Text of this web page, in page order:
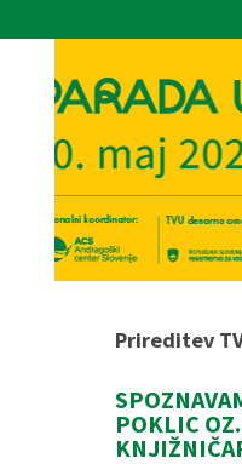
Prireditev
POKLIC